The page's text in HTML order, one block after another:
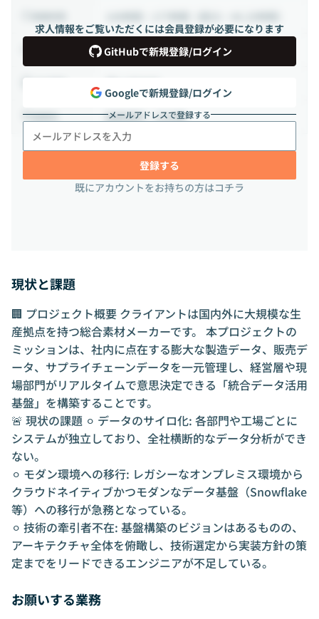
求人情報をご覧いただくには会員登録が必要になります
GitHubで新規登録/ログイン
Googleで新規登録/ログイン
メールアドレスで登録する
登録する
既にアカウントをお持ちの方はコチラ
業務委託
勤務地 勤務場所：日本橋
現状と課題
🏢 プロジェクト概要 クライアントは国内外に大規模な生
産拠点を持つ総合素材メーカーです。 本プロジェクトの
ミッションは、社内に点在する膨大な製造データ、販売デ
ータ、サプライチェーンデータを一元管理し、経営層や現
場部門がリアルタイムで意思決定できる「統合データ活用
基盤」を構築することです。
🚨 現状の課題 ⚪︎ データのサイロ化: 各部門や工場ごとに
システムが独立しており、全社横断的なデータ分析ができ
ない。
⚪︎ モダン環境への移行: レガシーなオンプレミス環境から
クラウドネイティブかつモダンなデータ基盤（Snowflake
等）への移行が急務となっている。
⚪︎ 技術の牽引者不在: 基盤構築のビジョンはあるものの、
アーキテクチャ全体を俯瞰し、技術選定から実装方針の策
定までをリードできるエンジニアが不足している。
お願いする業務